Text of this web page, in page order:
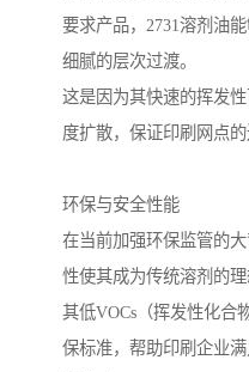
要求产品，2731溶剂油
细腻的层次过渡。
这是因为其快速的挥发
度扩散，保证印刷网点的
环保与安全性能
在当前加强环保监管的
性使其成为传统溶剂的理
其低VOCs（挥发性化合
保标准，帮助印刷企业